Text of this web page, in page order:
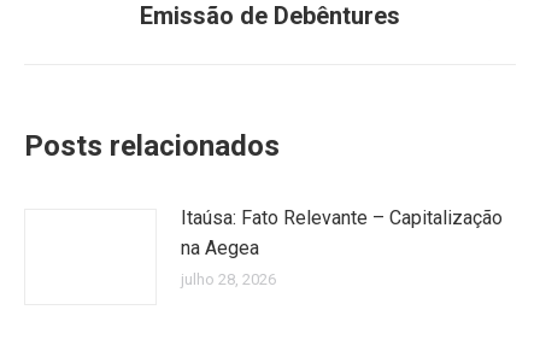
post:
Emissão de Debêntures
Posts relacionados
Itaúsa: Fato Relevante – Capitalização
na Aegea
julho 28, 2026